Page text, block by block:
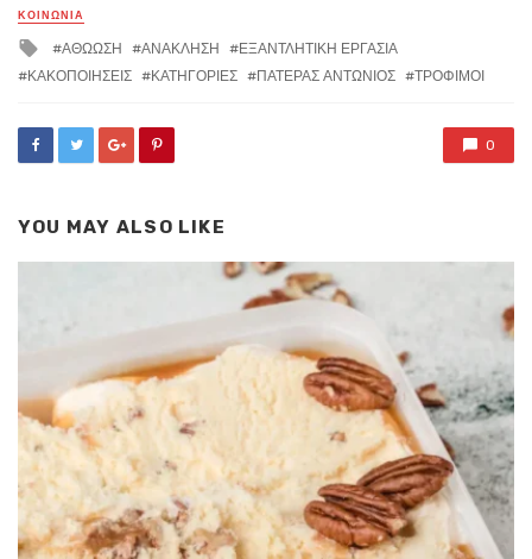
ΚΟΙΝΩΝΙΑ
Tagged
with
ΑΘΩΩΣΗ ΑΝΑΚΛΗΣΗ
ΕΞΑΝΤΛΗΤΙΚΗ ΕΡΓΑΣΙΑ
ΚΑΚΟΠΟΙΗΣΕΙΣ
ΚΑΤΗΓΟΡΙΕΣ ΠΑΤΕΡΑΣ ΑΝΤΩΝΙΟΣ ΤΡΟΦΙΜΟΙ
0
YOU MAY ALSO LIKE